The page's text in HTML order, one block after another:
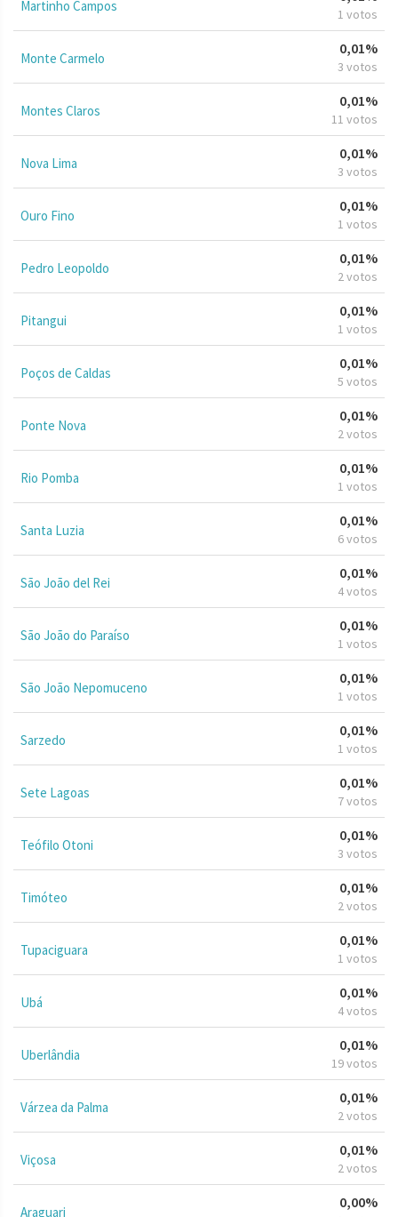
Martinho Campos 1 votos
Monte Carmelo
0,01%
3 votos
Montes Claros
0,01%
11 votos
Nova Lima
0,01%
3 votos
Ouro Fino
0,01%
1 votos
Pedro Leopoldo
0,01%
2 votos
Pitangui
0,01%
1 votos
Poços de Caldas
0,01%
5 votos
Ponte Nova
0,01%
2 votos
Rio Pomba
0,01%
1 votos
Santa Luzia
0,01%
6 votos
São João del Rei
0,01%
4 votos
São João do Paraíso
0,01%
1 votos
São João Nepomuceno
0,01%
1 votos
Sarzedo
0,01%
1 votos
Sete Lagoas
0,01%
7 votos
Teófilo Otoni
0,01%
3 votos
Timóteo
0,01%
2 votos
Tupaciguara
0,01%
1 votos
Ubá
0,01%
4 votos
Uberlândia
0,01%
19 votos
Várzea da Palma
0,01%
2 votos
Viçosa
0,01%
2 votos
Araguari
0,00%